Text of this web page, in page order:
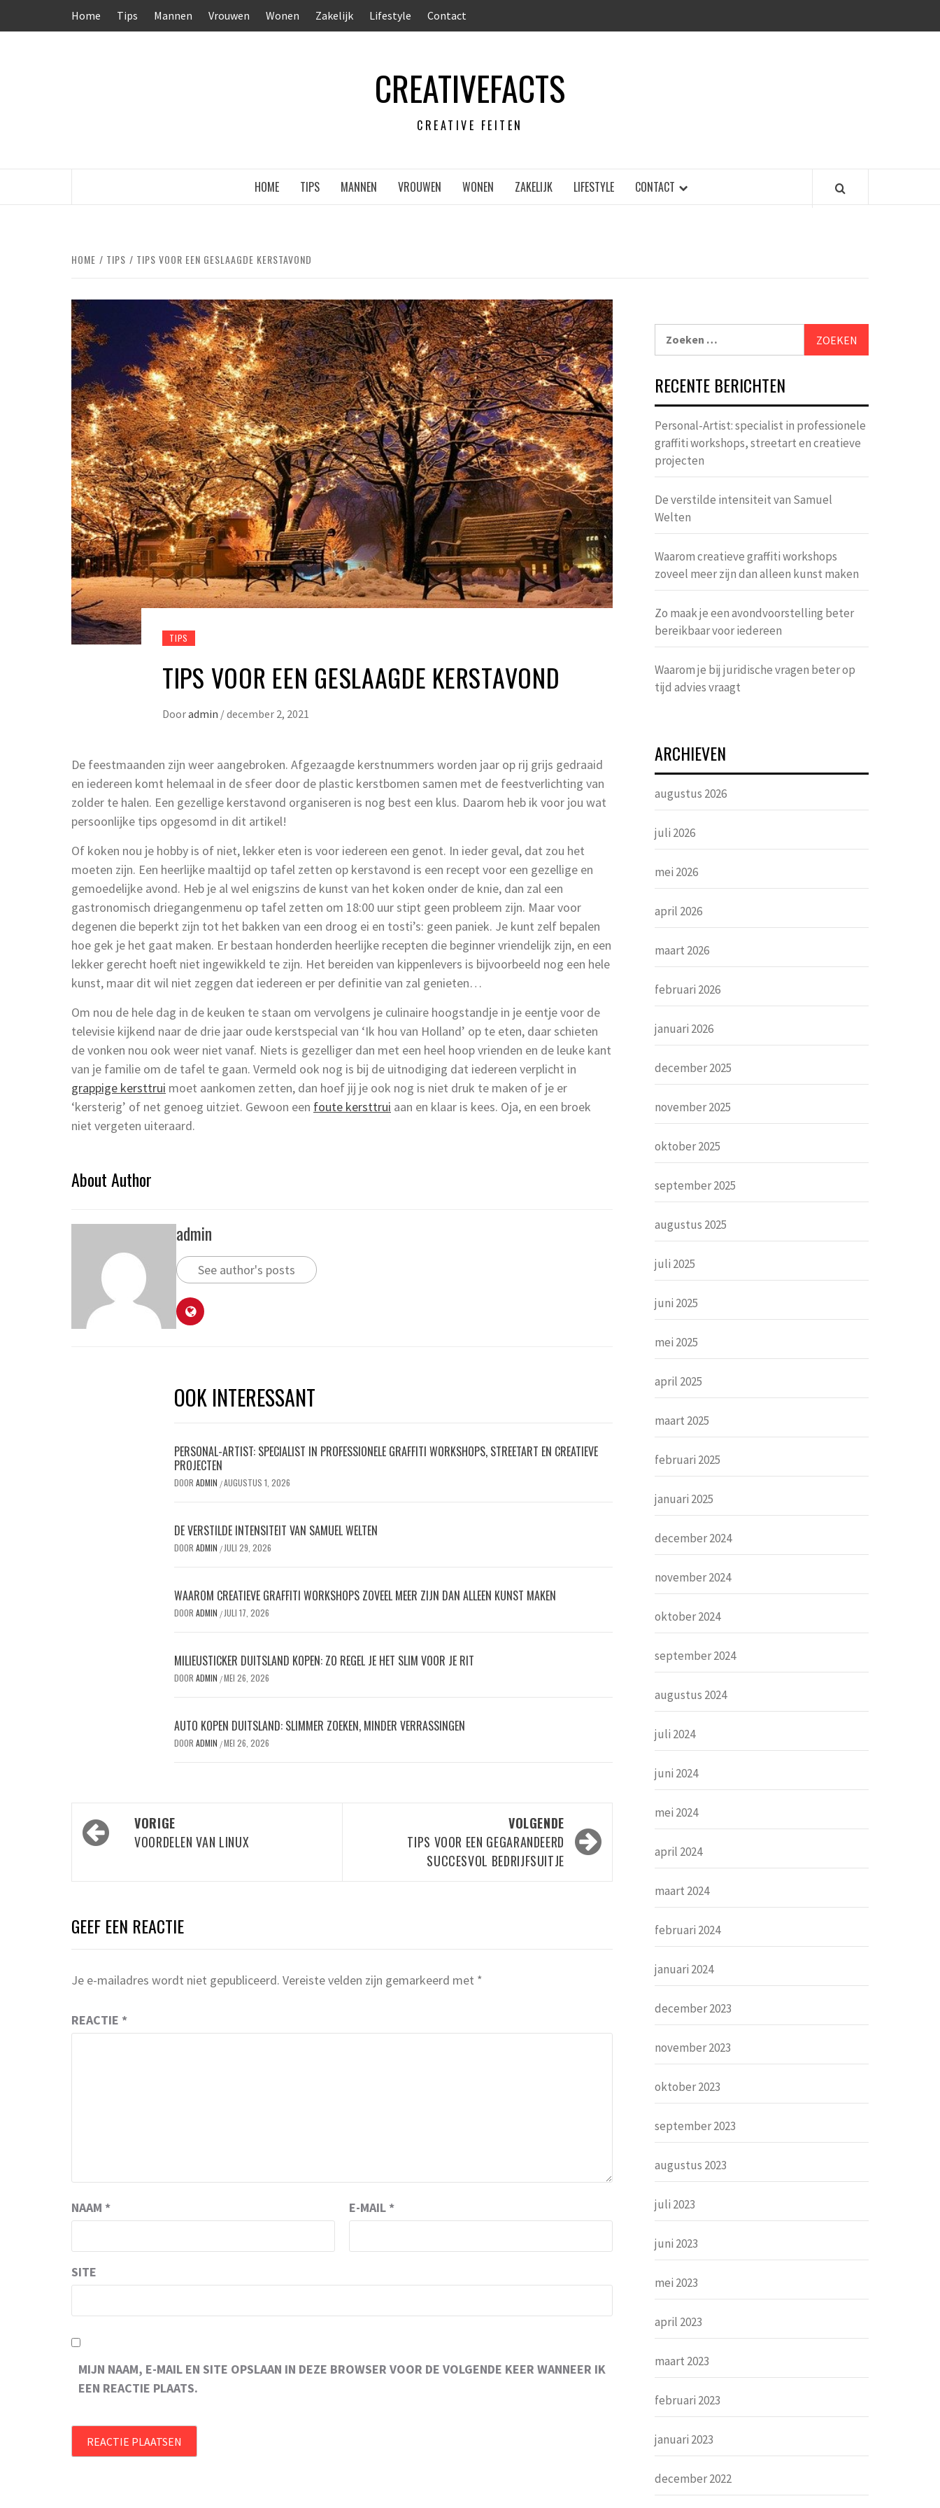
Home Tips Mannen Vrouwen Wonen Zakelijk Lifestyle Contact
CREATIVEFACTS
CREATIVE FEITEN
HOME TIPS MANNEN VROUWEN WONEN ZAKELIJK LIFESTYLE CONTACT
HOME TIPS TIPS VOOR EEN GESLAAGDE KERSTAVOND
TIPS
TIPS VOOR EEN GESLAAGDE KERSTAVOND
Dooradmin /december 2, 2021
De feestmaanden zijn weer aangebroken. Afgezaagde kerstnummers worden jaar op rij grijs gedraaid
en iedereen komt helemaal in de sfeer door de plastic kerstbomen samen met de feestverlichting van
zolder te halen. Een gezellige kerstavond organiseren is nog best een klus. Daarom heb ik voor jou wat
persoonlijke tips opgesomd in dit artikel!
Of koken nou je hobby is of niet, lekker eten is voor iedereen een genot. In ieder geval, dat zou het
moeten zijn. Een heerlijke maaltijd op tafel zetten op kerstavond is een recept voor een gezellige en
gemoedelijke avond. Heb je al wel enigszins de kunst van het koken onder de knie, dan zal een
gastronomisch driegangenmenu op tafel zetten om 18:00 uur stipt geen probleem zijn. Maar voor
degenen die beperkt zijn tot het bakken van een droog ei en tosti’s: geen paniek. Je kunt zelf bepalen
hoe gek je het gaat maken. Er bestaan honderden heerlijke recepten die beginner vriendelijk zijn, en een
lekker gerecht hoeft niet ingewikkeld te zijn. Het bereiden van kippenlevers is bijvoorbeeld nog een hele
kunst, maar dit wil niet zeggen dat iedereen er per definitie van zal genieten…
Om nou de hele dag in de keuken te staan om vervolgens je culinaire hoogstandje in je eentje voor de
televisie kijkend naar de drie jaar oude kerstspecial van ‘Ik hou van Holland’ op te eten, daar schieten
de vonken nou ook weer niet vanaf. Niets is gezelliger dan met een heel hoop vrienden en de leuke kant
van je familie om de tafel te gaan. Vermeld ook nog is bij de uitnodiging dat iedereen verplicht in
grappige kersttrui moet aankomen zetten, dan hoef jij je ook nog is niet druk te maken of je er
‘kersterig’ of net genoeg uitziet. Gewoon een foute kersttrui aan en klaar is kees. Oja, en een broek
niet vergeten uiteraard.
About Author
admin
See author's posts
OOK INTERESSANT
PERSONAL-ARTIST: SPECIALIST IN PROFESSIONELE GRAFFITI WORKSHOPS, STREETART EN CREATIEVE
PROJECTEN
DOOR ADMIN /AUGUSTUS 1, 2026
DE VERSTILDE INTENSITEIT VAN SAMUEL WELTEN
DOOR ADMIN /JULI 29, 2026
WAAROM CREATIEVE GRAFFITI WORKSHOPS ZOVEEL MEER ZIJN DAN ALLEEN KUNST MAKEN
DOOR ADMIN /JULI 17, 2026
MILIEUSTICKER DUITSLAND KOPEN: ZO REGEL JE HET SLIM VOOR JE RIT
DOOR ADMIN /MEI 26, 2026
AUTO KOPEN DUITSLAND: SLIMMER ZOEKEN, MINDER VERRASSINGEN
DOOR ADMIN /MEI 26, 2026
Bericht
navigatie
VORIGE
VOORDELEN VAN LINUX
VOLGENDE
TIPS VOOR EEN GEGARANDEERD
SUCCESVOL BEDRIJFSUITJE
GEEF EEN REACTIE
Je e-mailadres wordt niet gepubliceerd. Vereiste velden zijn gemarkeerd met *
REACTIE *
NAAM * E-MAIL *
SITE
MIJN NAAM, E-MAIL EN SITE OPSLAAN IN DEZE BROWSER VOOR DE VOLGENDE KEER WANNEER IK
EEN REACTIE PLAATS.
RECENTE BERICHTEN
Personal-Artist: specialist in professionele
graffiti workshops, streetart en creatieve
projecten
De verstilde intensiteit van Samuel
Welten
Waarom creatieve graffiti workshops
zoveel meer zijn dan alleen kunst maken
Zo maak je een avondvoorstelling beter
bereikbaar voor iedereen
Waarom je bij juridische vragen beter op
tijd advies vraagt
ARCHIEVEN
augustus 2026
juli 2026
mei 2026
april 2026
maart 2026
februari 2026
januari 2026
december 2025
november 2025
oktober 2025
september 2025
augustus 2025
juli 2025
juni 2025
mei 2025
april 2025
maart 2025
februari 2025
januari 2025
december 2024
november 2024
oktober 2024
september 2024
augustus 2024
juli 2024
juni 2024
mei 2024
april 2024
maart 2024
februari 2024
januari 2024
december 2023
november 2023
oktober 2023
september 2023
augustus 2023
juli 2023
juni 2023
mei 2023
april 2023
maart 2023
februari 2023
januari 2023
december 2022